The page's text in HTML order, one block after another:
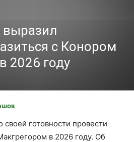
выразил
с Конором
2026 году
своей готовности провести
в 2026 году. Об